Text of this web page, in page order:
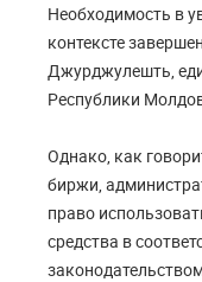
Необходимость в
контексте
Джурджулешть,
Республики
Однако, как
биржи,
право
средства в